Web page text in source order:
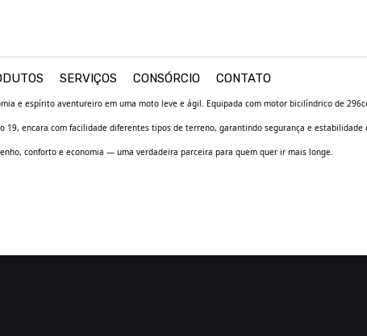
SERVIÇOS CONSÓRCIO CONTATO
e espírito aventureiro em uma moto leve e ágil. Equipada com motor bicilíndrico de
19, encara com facilidade diferentes tipos de terreno, garantindo segurança e
conforto e economia — uma verdadeira parceira para quem quer ir mais longe.